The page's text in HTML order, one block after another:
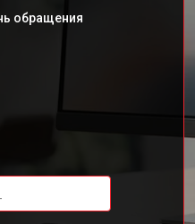
обращения